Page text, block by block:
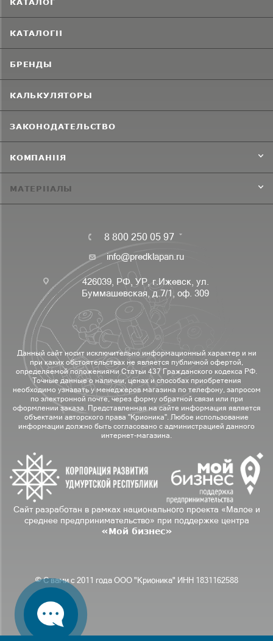
КАТАЛОГИ
БРЕНДЫ
КАЛЬКУЛЯТОРЫ
ЗАКОНОДАТЕЛЬСТВО
КОМПАНИЯ
МАТЕРИАЛЫ
8 800 250 05 97
info@predklapan.ru
426039, РФ, УР, г.Ижевск, ул.
Буммашевская, д.7/1, оф. 309
Данный сайт носит исключительно информационный характер и ни
при каких обстоятельствах не является публичной офертой,
определяемой положениями Статьи 437 Гражданского кодекса РФ.
Точные данные о наличии, ценах и способах приобретения
необходимо узнавать у менеджеров магазина по телефону, запросом
по электронной почте, через форму обратной связи или при
оформлении заказа. Представленная на сайте информация является
объектами авторского права "Крионика". Любое использование
информации должно быть согласовано с администрацией данного
интернет-магазина.
Сайт разработан в рамках национального проекта «Малое и
среднее предпринимательство» при поддержке центра
«Мой бизнес»
© С вами с 2011 года ООО "Крионика" ИНН 1831162588